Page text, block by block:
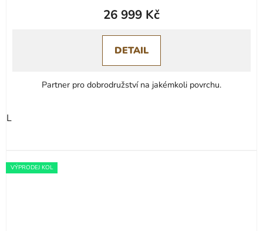
26 999 Kč
DETAIL
Partner pro dobrodružství na jakémkoli povrchu.
L
VÝPRODEJ KOL